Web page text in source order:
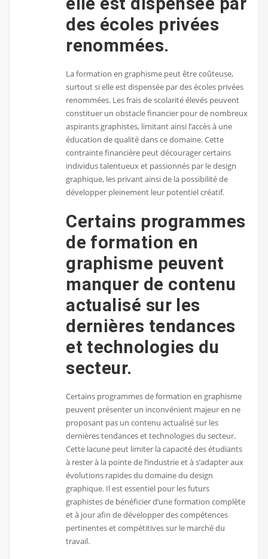
des écoles privées
renommées.
La formation en graphisme peut être coûteuse,
surtout si elle est dispensée par des écoles privées
renommées. Les frais de scolarité élevés peuvent
constituer un obstacle financier pour de nombreux
aspirants graphistes, limitant ainsi l’accès à une
éducation de qualité dans ce domaine. Cette
contrainte financière peut décourager certains
individus talentueux et passionnés par le design
graphique, les privant ainsi de la possibilité de
développer pleinement leur potentiel créatif.
Certains programmes
de formation en
graphisme peuvent
manquer de contenu
actualisé sur les
dernières tendances
et technologies du
secteur.
Certains programmes de formation en graphisme
peuvent présenter un inconvénient majeur en ne
proposant pas un contenu actualisé sur les
dernières tendances et technologies du secteur.
Cette lacune peut limiter la capacité des étudiants
à rester à la pointe de l’industrie et à s’adapter aux
évolutions rapides du domaine du design
graphique. Il est essentiel pour les futurs
graphistes de bénéficier d’une formation complète
et à jour afin de développer des compétences
pertinentes et compétitives sur le marché du
travail.